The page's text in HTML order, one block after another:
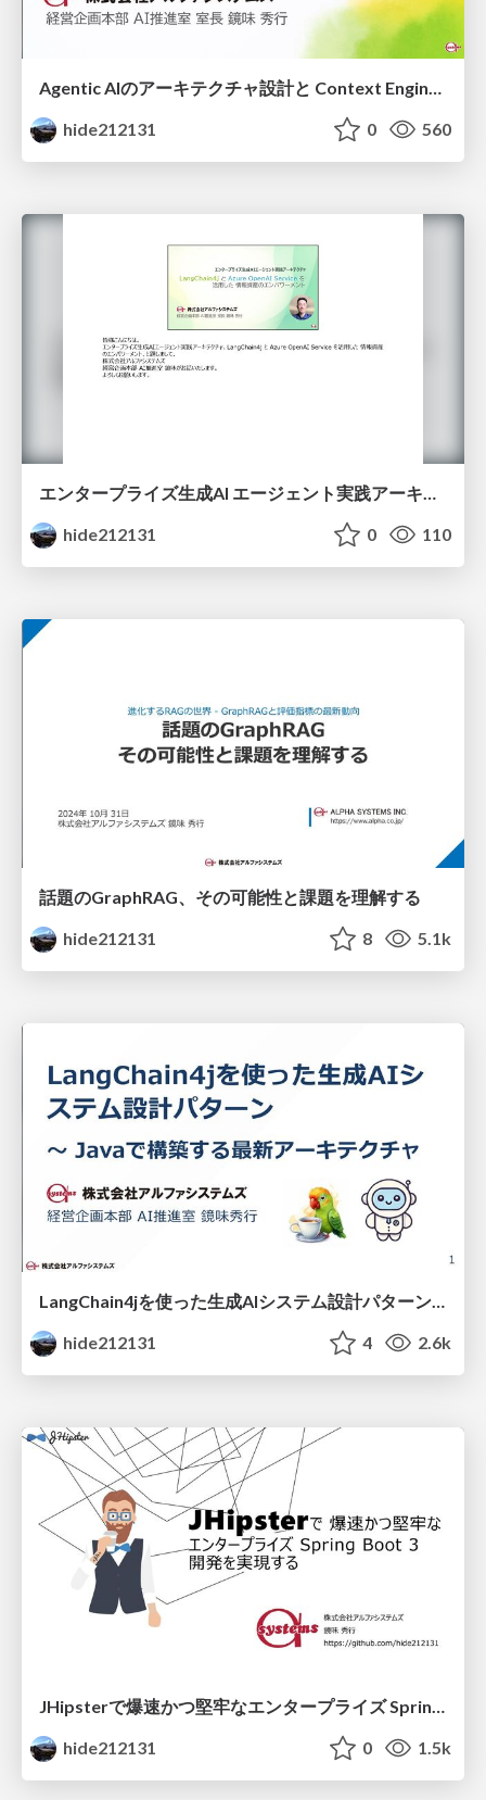
Agentic AIのアーキテクチャ設計と Context Engineering 〜 LangChain4jによるJava実装
hide212131
0 560
hide212131
0 110
話題のGraphRAG、その可能性と課題を理解する
hide212131
8 5.1k
LangChain4jを使った生成AIシステム設計パターン 〜 Javaで構築する最新アーキテクチャ
hide212131
4 2.6k
JHipsterで爆速かつ堅牢なエンタープライズ Spring Boot 開発を実現する
hide212131
0 1.5k